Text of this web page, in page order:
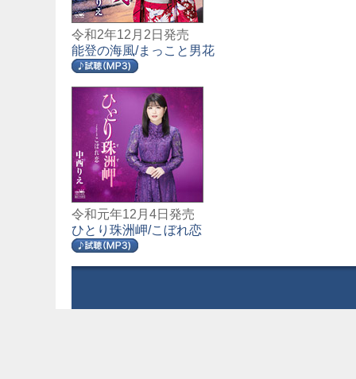
令和2年12月2日発売
能登の海風/まっこと男花
令和元年12月4日発売
ひとり珠洲岬/こぼれ恋